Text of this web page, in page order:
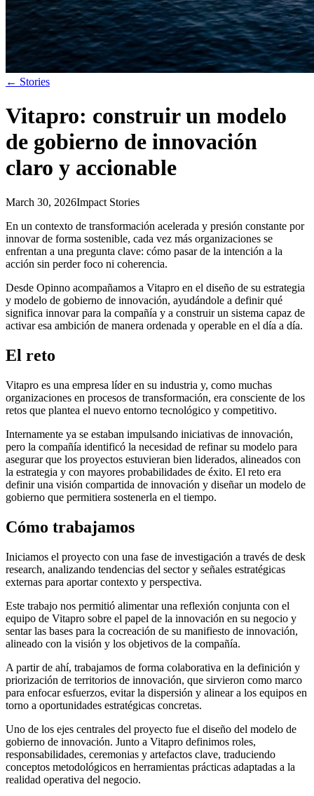
← Stories
Vitapro: construir un modelo
de gobierno de innovación
claro y accionable
March 30, 2026Impact Stories
En un contexto de transformación acelerada y presión constante por
innovar de forma sostenible, cada vez más organizaciones se
enfrentan a una pregunta clave: cómo pasar de la intención a la
acción sin perder foco ni coherencia.
Desde Opinno acompañamos a Vitapro en el diseño de su estrategia
y modelo de gobierno de innovación, ayudándole a definir qué
significa innovar para la compañía y a construir un sistema capaz de
activar esa ambición de manera ordenada y operable en el día a día.
El reto
Vitapro es una empresa líder en su industria y, como muchas
organizaciones en procesos de transformación, era consciente de los
retos que plantea el nuevo entorno tecnológico y competitivo.
Internamente ya se estaban impulsando iniciativas de innovación,
pero la compañía identificó la necesidad de refinar su modelo para
asegurar que los proyectos estuvieran bien liderados, alineados con
la estrategia y con mayores probabilidades de éxito. El reto era
definir una visión compartida de innovación y diseñar un modelo de
gobierno que permitiera sostenerla en el tiempo.
Cómo trabajamos
Iniciamos el proyecto con una fase de investigación a través de desk
research, analizando tendencias del sector y señales estratégicas
externas para aportar contexto y perspectiva.
Este trabajo nos permitió alimentar una reflexión conjunta con el
equipo de Vitapro sobre el papel de la innovación en su negocio y
sentar las bases para la cocreación de su manifiesto de innovación,
alineado con la visión y los objetivos de la compañía.
A partir de ahí, trabajamos de forma colaborativa en la definición y
priorización de territorios de innovación, que sirvieron como marco
para enfocar esfuerzos, evitar la dispersión y alinear a los equipos en
torno a oportunidades estratégicas concretas.
Uno de los ejes centrales del proyecto fue el diseño del modelo de
gobierno de innovación. Junto a Vitapro definimos roles,
responsabilidades, ceremonias y artefactos clave, traduciendo
conceptos metodológicos en herramientas prácticas adaptadas a la
realidad operativa del negocio.